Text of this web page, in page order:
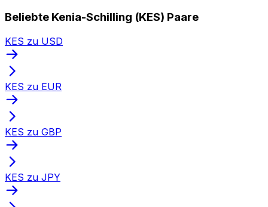
Beliebte Kenia-Schilling (KES) Paare
KES zu USD
KES zu EUR
KES zu GBP
KES zu JPY